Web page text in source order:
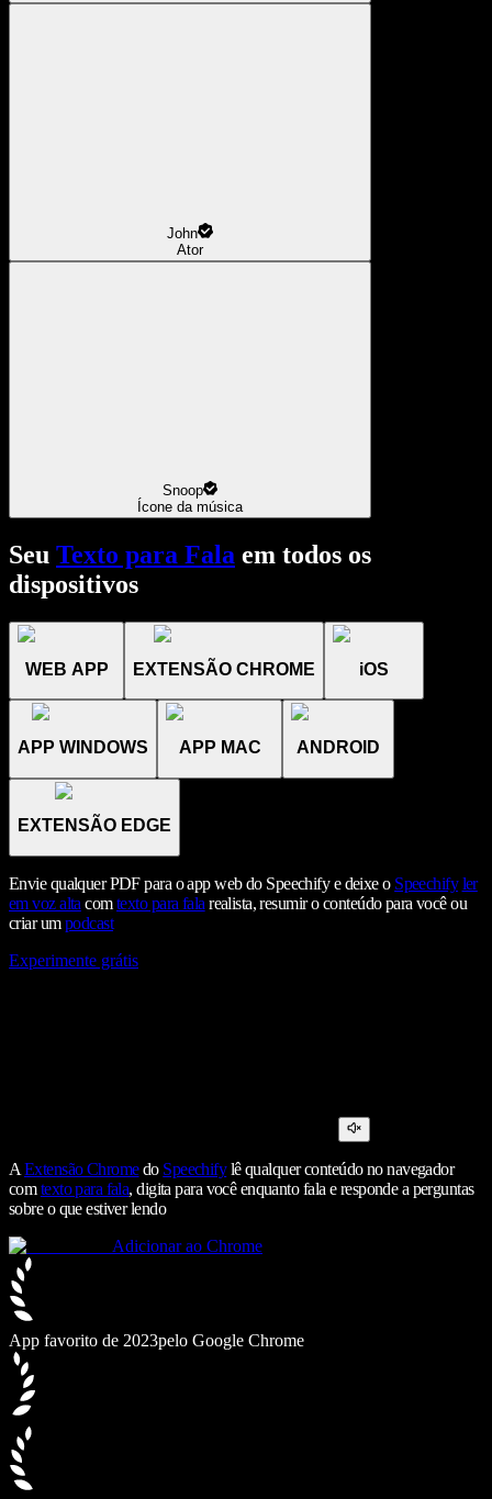
John
Ator
Snoop
Ícone da música
Seu Texto para Fala em todos os
dispositivos
WEB APP EXTENSÃO CHROME iOS
APP WINDOWS APP MAC ANDROID
EXTENSÃO EDGE
Envie qualquer PDF para o app web do Speechify e deixe o Speechify ler
em voz alta comtexto para fala realista, resumir o conteúdo para você ou
criar umpodcast
Experimente grátis
A Extensão Chromedo Speechifylê qualquer conteúdo no navegador
comtexto para fala, digita para você enquanto fala e responde a perguntas
sobre o que estiver lendo
Adicionar ao Chrome
App favorito de 2023pelo Google Chrome